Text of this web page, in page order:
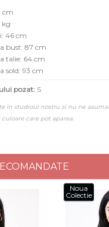
cm
kg
46 cm
bust: 87 cm
talie: 64 cm
sold: 93 cm
pozat: S
in studioul nostru si nu ne
care pot aparea.
Noua
Colectie